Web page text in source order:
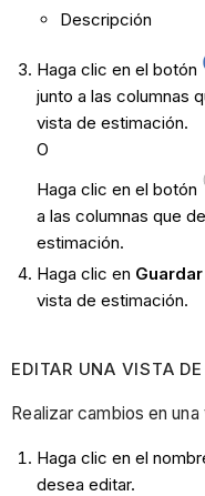
Descripción
Haga clic en el botón
junto a las columnas
vista de estimación.
O
Haga clic en el botón
a las columnas que
estimación.
Haga clic en
vista de estimación.
EDITAR UNA VISTA
Realizar cambios en
Haga clic en el
desea editar.